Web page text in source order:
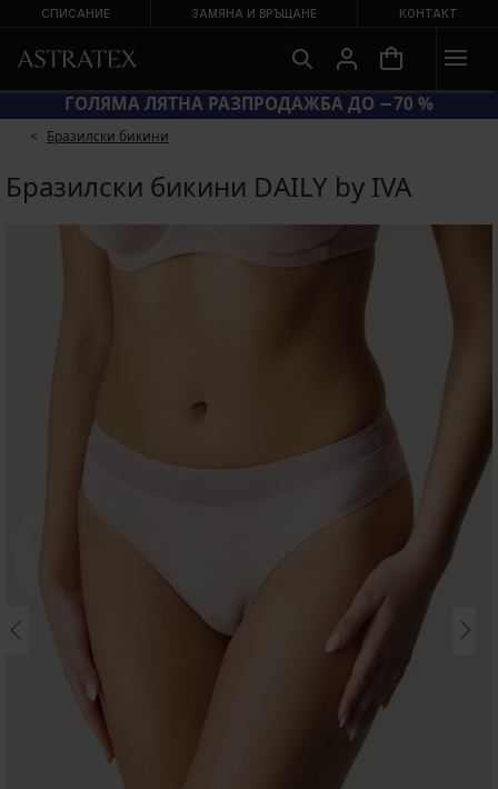
СПИСАНИЕ ЗАМЯНА И ВРЪЩАНЕ КОНТАКТ
КОД BRA20 = СУТИЕНИ −20 %
Бразилски бикини
Бразилски бикини DAILY by IVA